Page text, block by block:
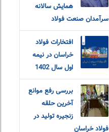
همایش سالانه
سرآمدان صنعت فولاد
افتخارات فولاد
خراسان در نیمه
اول سال 1402
بررسی رفع موانع
آخرین حلقه
زنجیره تولید در
فولاد خراسان